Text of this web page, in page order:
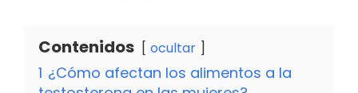
Contenidos ocultar
1 ¿Cómo afectan los alimentos a la